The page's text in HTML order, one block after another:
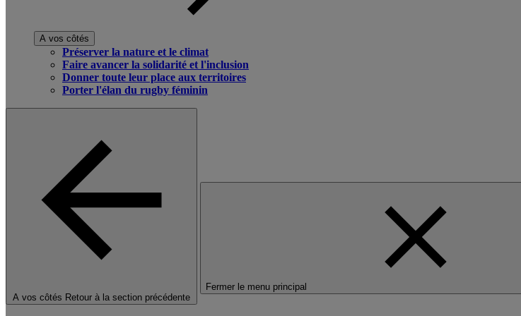
A vos côtés
Préserver la nature et le climat
Faire avancer la solidarité et l'inclusion
Donner toute leur place aux territoires
Porter l'élan du rugby féminin
A vos côtés Retour à la section précédente
Fermer le menu principal